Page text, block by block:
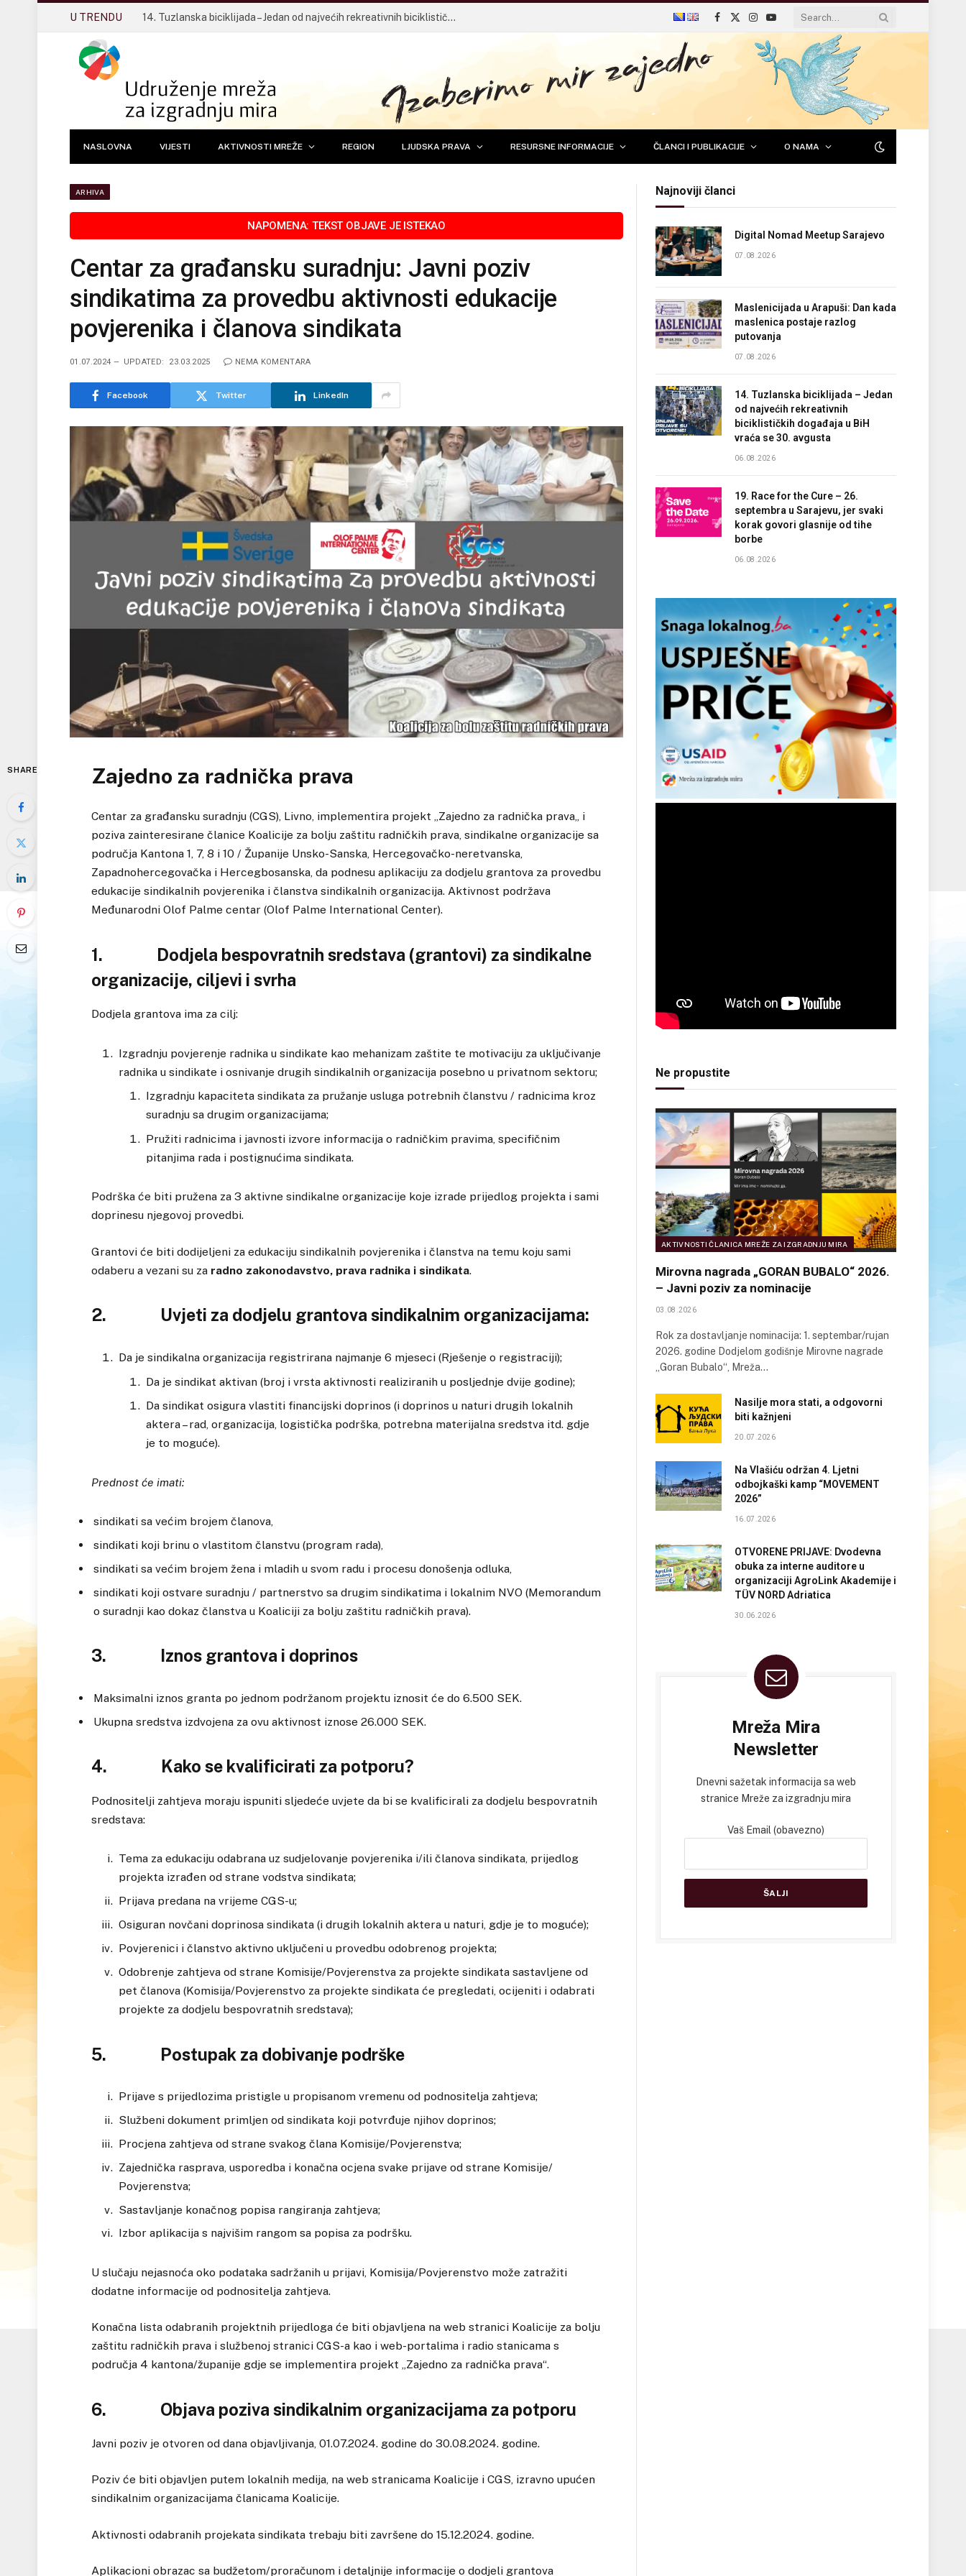
U TRENDU 14. Tuzlanska biciklijada – Jedan od najvećih rekreativnih biciklističkih događaja u BiH vraća se 30. avgusta
Facebook
X
(Twitter)
Instagram
YouTube
NASLOVNA VIJESTI AKTIVNOSTI MREŽE REGION LJUDSKA PRAVA RESURSNE INFORMACIJE ČLANCI I PUBLIKACIJE O NAMA
ARHIVA
Centar za građansku suradnju: Javni poziv
sindikatima za provedbu aktivnosti edukacije
povjerenika i članova sindikata
01.07.2024 UPDATED: 23.03.2025 NEMA KOMENTARA
Facebook Twitter LinkedIn
SHARE Zajedno za radnička prava
Centar za građansku suradnju (CGS), Livno, implementira projekt „Zajedno za radnička prava„ i
poziva zainteresirane članice Koalicije za bolju zaštitu radničkih prava, sindikalne organizacije sa
područja Kantona 1, 7, 8 i 10 / Županije Unsko-Sanska, Hercegovačko-neretvanska,
Zapadnohercegovačka i Hercegbosanska, da podnesu aplikaciju za dodjelu grantova za provedbu
edukacije sindikalnih povjerenika i članstva sindikalnih organizacija. Aktivnost podržava
Međunarodni Olof Palme centar (Olof Palme International Center).
1. Dodjela bespovratnih sredstava (grantovi) za sindikalne
organizacije, ciljevi i svrha
Dodjela grantova ima za cilj:
Izgradnju povjerenje radnika u sindikate kao mehanizam zaštite te motivaciju za uključivanje
radnika u sindikate i osnivanje drugih sindikalnih organizacija posebno u privatnom sektoru;
Izgradnju kapaciteta sindikata za pružanje usluga potrebnih članstvu / radnicima kroz
suradnju sa drugim organizacijama;
Pružiti radnicima i javnosti izvore informacija o radničkim pravima, specifičnim
pitanjima rada i postignućima sindikata.
Podrška će biti pružena za 3 aktivne sindikalne organizacije koje izrade prijedlog projekta i sami
doprinesu njegovoj provedbi.
Grantovi će biti dodijeljeni za edukaciju sindikalnih povjerenika i članstva na temu koju sami
odaberu a vezani su za radno zakonodavstvo, prava radnika i sindikata.
2. Uvjeti za dodjelu grantova sindikalnim organizacijama:
Da je sindikalna organizacija registrirana najmanje 6 mjeseci (Rješenje o registraciji);
Da je sindikat aktivan (broj i vrsta aktivnosti realiziranih u posljednje dvije godine);
Da sindikat osigura vlastiti financijski doprinos (i doprinos u naturi drugih lokalnih
aktera – rad, organizacija, logistička podrška, potrebna materijalna sredstva itd. gdje
je to moguće).
Prednost će imati:
sindikati sa većim brojem članova,
sindikati koji brinu o vlastitom članstvu (program rada),
sindikati sa većim brojem žena i mladih u svom radu i procesu donošenja odluka,
sindikati koji ostvare suradnju / partnerstvo sa drugim sindikatima i lokalnim NVO (Memorandum
o suradnji kao dokaz članstva u Koaliciji za bolju zaštitu radničkih prava).
3. Iznos grantova i doprinos
Maksimalni iznos granta po jednom podržanom projektu iznosit će do 6.500 SEK.
Ukupna sredstva izdvojena za ovu aktivnost iznose 26.000 SEK.
4. Kako se kvalificirati za potporu?
Podnositelji zahtjeva moraju ispuniti sljedeće uvjete da bi se kvalificirali za dodjelu bespovratnih
sredstava:
Tema za edukaciju odabrana uz sudjelovanje povjerenika i/ili članova sindikata, prijedlog
projekta izrađen od strane vodstva sindikata;
Prijava predana na vrijeme CGS-u;
Osiguran novčani doprinosa sindikata (i drugih lokalnih aktera u naturi, gdje je to moguće);
Povjerenici i članstvo aktivno uključeni u provedbu odobrenog projekta;
Odobrenje zahtjeva od strane Komisije/Povjerenstva za projekte sindikata sastavljene od
pet članova (Komisija/Povjerenstvo za projekte sindikata će pregledati, ocijeniti i odabrati
projekte za dodjelu bespovratnih sredstava);
5. Postupak za dobivanje podrške
Prijave s prijedlozima pristigle u propisanom vremenu od podnositelja zahtjeva;
Službeni dokument primljen od sindikata koji potvrđuje njihov doprinos;
Procjena zahtjeva od strane svakog člana Komisije/Povjerenstva;
Zajednička rasprava, usporedba i konačna ocjena svake prijave od strane Komisije/
Povjerenstva;
Sastavljanje konačnog popisa rangiranja zahtjeva;
Izbor aplikacija s najvišim rangom sa popisa za podršku.
U slučaju nejasnoća oko podataka sadržanih u prijavi, Komisija/Povjerenstvo može zatražiti
dodatne informacije od podnositelja zahtjeva.
Konačna lista odabranih projektnih prijedloga će biti objavljena na web stranici Koalicije za bolju
zaštitu radničkih prava i službenoj stranici CGS-a kao i web-portalima i radio stanicama s
područja 4 kantona/županije gdje se implementira projekt „Zajedno za radnička prava“.
6. Objava poziva sindikalnim organizacijama za potporu
Javni poziv je otvoren od dana objavljivanja, 01.07.2024. godine do 30.08.2024. godine.
Poziv će biti objavljen putem lokalnih medija, na web stranicama Koalicije i CGS, izravno upućen
sindikalnim organizacijama članicama Koalicije.
Aktivnosti odabranih projekata sindikata trebaju biti završene do 15.12.2024. godine.
Aplikacioni obrazac sa budžetom/proračunom i detaljnije informacije o dodjeli grantova
Najnoviji članci
Digital Nomad Meetup Sarajevo
07.08.2026
Maslenicijada u Arapuši: Dan kada
maslenica postaje razlog
putovanja
07.08.2026
14. Tuzlanska biciklijada – Jedan
od najvećih rekreativnih
biciklističkih događaja u BiH
vraća se 30. avgusta
06.08.2026
19. Race for the Cure – 26.
septembra u Sarajevu, jer svaki
korak govori glasnije od tihe
borbe
06.08.2026
Ne propustite
AKTIVNOSTI ČLANICA MREŽE ZA IZGRADNJU MIRA
Mirovna nagrada „GORAN BUBALO“ 2026.
– Javni poziv za nominacije
03.08.2026
Rok za dostavljanje nominacija: 1. septembar/rujan
2026. godine Dodjelom godišnje Mirovne nagrade
„Goran Bubalo“, Mreža…
Nasilje mora stati, a odgovorni
biti kažnjeni
20.07.2026
Na Vlašiću održan 4. Ljetni
odbojkaški kamp “MOVEMENT
2026”
16.07.2026
OTVORENE PRIJAVE: Dvodevna
obuka za interne auditore u
organizaciji AgroLink Akademije i
TÜV NORD Adriatica
30.06.2026
Mreža Mira
Newsletter
Dnevni sažetak informacija sa web
stranice Mreže za izgradnju mira
Vaš Email (obavezno)